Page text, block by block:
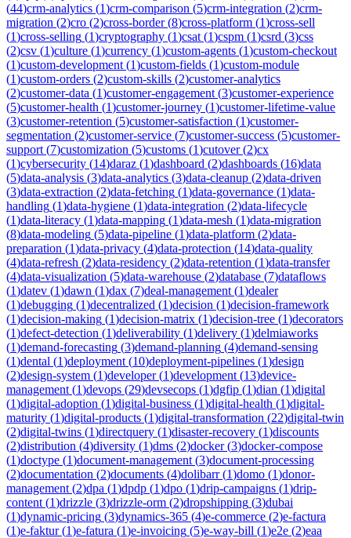
(44)crm-analytics (1)crm-comparison (5)crm-integration (2)crm-
migration (2)cro (2)cross-border(8)cross-platform (1)cross-sell
(1)cross-selling (1)cryptography (1)csat (1)cspm (1)csrd (3)css
(2)csv (1)culture (1)currency (1)custom-agents (1)custom-checkout
(1)custom-development (1)custom-fields (1)custom-module
(1)custom-orders (2)custom-skills (2)customer-analytics
(2)customer-data (1)customer-engagement (3)customer-experience
(5)customer-health (1)customer-journey (1)customer-lifetime-value
(3)customer-retention (5)customer-satisfaction (1)customer-
segmentation (2)customer-service (7)customer-success (5)customer-
support (7)customization (5)customs (1)cutover(2)cx
(1)cybersecurity (14)daraz (1)dashboard (2)dashboards (16)data
(5)data-analysis (3)data-analytics (3)data-cleanup (2)data-driven
(3)data-extraction (2)data-fetching (1)data-governance (1)data-
handling (1)data-hygiene (1)data-integration (2)data-lifecycle
(1)data-literacy (1)data-mapping (1)data-mesh (1)data-migration
(8)data-modeling (5)data-pipeline (1)data-platform (2)data-
preparation (1)data-privacy (4)data-protection (14)data-quality
(4)data-refresh (2)data-residency (2)data-retention (1)data-transfer
(4)data-visualization (5)data-warehouse (2)database (7)dataflows
(1)datev (1)dawn (1)dax (7)deal-management (1)dealer
(1)debugging (1)decentralized (1)decision (1)decision-framework
(1)decision-making (1)decision-matrix (1)decision-tree (1)decorators
(1)defect-detection (1)deliverability (1)delivery (1)delmiaworks
(1)demand-forecasting (3)demand-planning (4)demand-sensing
(1)dental (1)deployment (10)deployment-pipelines (1)design
(2)design-system (1)developer(1)development (13)device-
management (1)devops (29)devsecops (1)dgfip (1)dian (1)digital
(1)digital-adoption (1)digital-business (1)digital-health (1)digital-
maturity (1)digital-products (1)digital-transformation (22)digital-twin
(2)digital-twins (1)directquery (1)disaster-recovery (1)discounts
(2)distribution (4)diversity (1)dms (2)docker(3)docker-compose
(1)doctype (1)document-management (3)document-processing
(2)documentation (2)documents (4)dolibarr(1)domo (1)donor-
management (2)dpa (1)dpdp (1)dpo (1)drip-campaigns (1)drip-
content (1)drizzle (3)drizzle-orm (2)dropshipping (3)dubai
(1)dynamic-pricing (3)dynamics-365 (4)e-commerce (2)e-factura
(1)e-faktur(1)e-fatura (1)e-invoicing (5)e-way-bill (1)e2e (2)eaa